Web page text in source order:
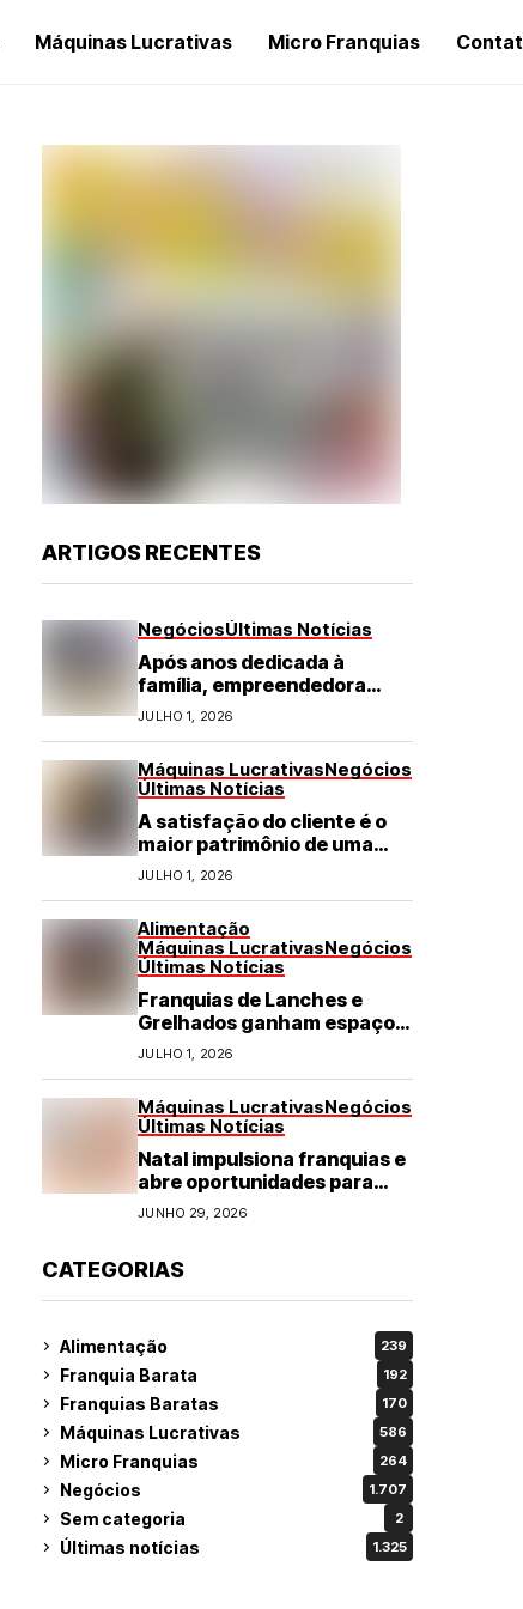
Máquinas Lucrativas Micro Franquias
ARTIGOS RECENTES
NegóciosÚltimas Notícias
Após anos dedicada à
família, empreendedora
transforma franquia de
turismo em negócio de
JULHO 1, 2026
Máquinas LucrativasNegócios
Últimas Notícias
A satisfação do cliente é o
maior patrimônio de uma
franquia
JULHO 1, 2026
Alimentação
Máquinas LucrativasNegócios
Últimas Notícias
Franquias de Lanches e
Grelhados ganham espaço
com demanda por refeições
rápidas e de qualidade
JULHO 1, 2026
Máquinas LucrativasNegócios
Últimas Notícias
Natal impulsiona franquias e
abre oportunidades para
diversos segmentos do
JUNHO 29, 2026
CATEGORIAS
Alimentação 239
Franquia Barata 192
Franquias Baratas 170
Máquinas Lucrativas 586
Micro Franquias 264
Negócios 1.707
Sem categoria 2
Últimas notícias 1.325